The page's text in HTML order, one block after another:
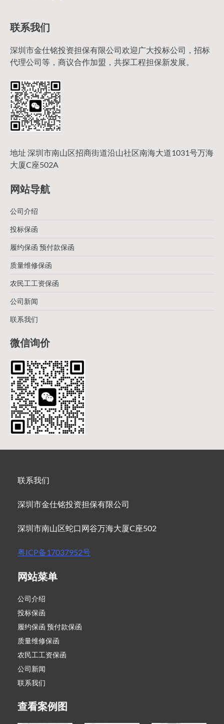
联系我们
深圳市金仕铭投资担保有限公司欢迎广大投标公司，招标
代理公司等，商议合作加盟，共探工程担保新发展。
地址 深圳市南山区招商街道沿山社区南海大道1031号万海
大厦C座502A
网站导航
公司介绍
投标保函
履约保函 预付款保函
质量维修保函
农民工工资保函
公司新闻
联系我们
微信询价
联系我们
深圳市金仕铭投资担保有限公司
深圳市南山区蛇口网谷万海大厦C座502
粤ICP备17037952号
网站菜单
公司介绍
投标保函
履约保函 预付款保函
质量维修保函
农民工工资保函
公司新闻
联系我们
查看案例图